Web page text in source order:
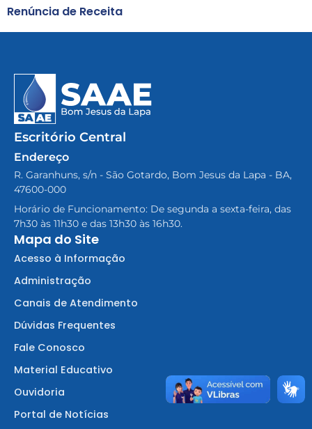
Renúncia de Receita
Escritório Central
Endereço
R. Garanhuns, s/n - São Gotardo, Bom Jesus da Lapa - BA,
47600-000
Horário de Funcionamento: De segunda a sexta-feira, das
7h30 às 11h30 e das 13h30 às 16h30.
Mapa do Site
Acesso à Informação
Administração
Canais de Atendimento
Dúvidas Frequentes
Fale Conosco
Material Educativo
Ouvidoria
Portal de Notícias